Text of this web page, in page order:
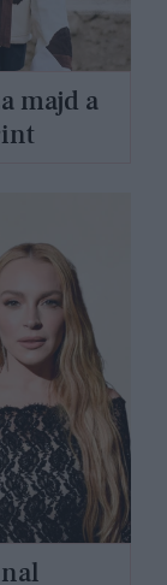
majd a